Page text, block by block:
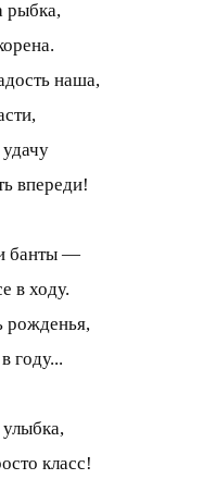
рыбка,
наша,
впереди!
банты —
в ходу.
рожденья,
году...
класс!